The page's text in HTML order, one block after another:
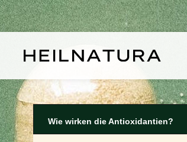
Hauptinhalt springen
Zur Hauptnavigation springen
Wie wirken die Antioxidantien?